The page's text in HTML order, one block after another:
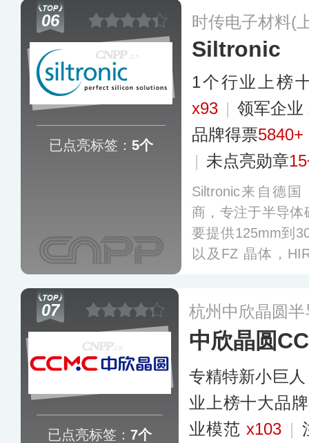
06
已点亮标签： 5个
时传电子材料(
Siltronic
1个行业上榜
x93 | 领军企业
品牌得票5840+
| 未点亮勋章
Siltronic来自德
商，专注于半导
要提供125mm到
以及FZ 晶体，
07
已点亮标签： 7个
杭州中欣晶圆
中欣晶圆
专精特新小巨人
业上榜十大品牌
业模范 x103 |